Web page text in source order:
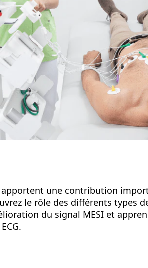
apportent une contribution
le rôle des différents types
du signal MESI et